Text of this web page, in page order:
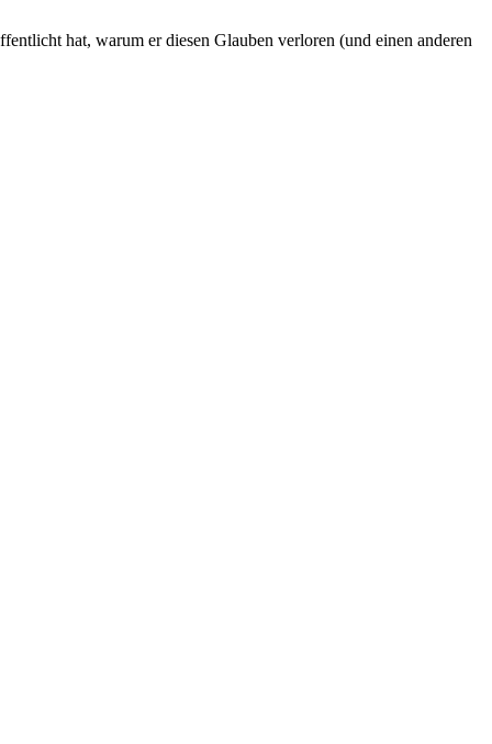
hat, warum er diesen Glauben verloren (und einen anderen